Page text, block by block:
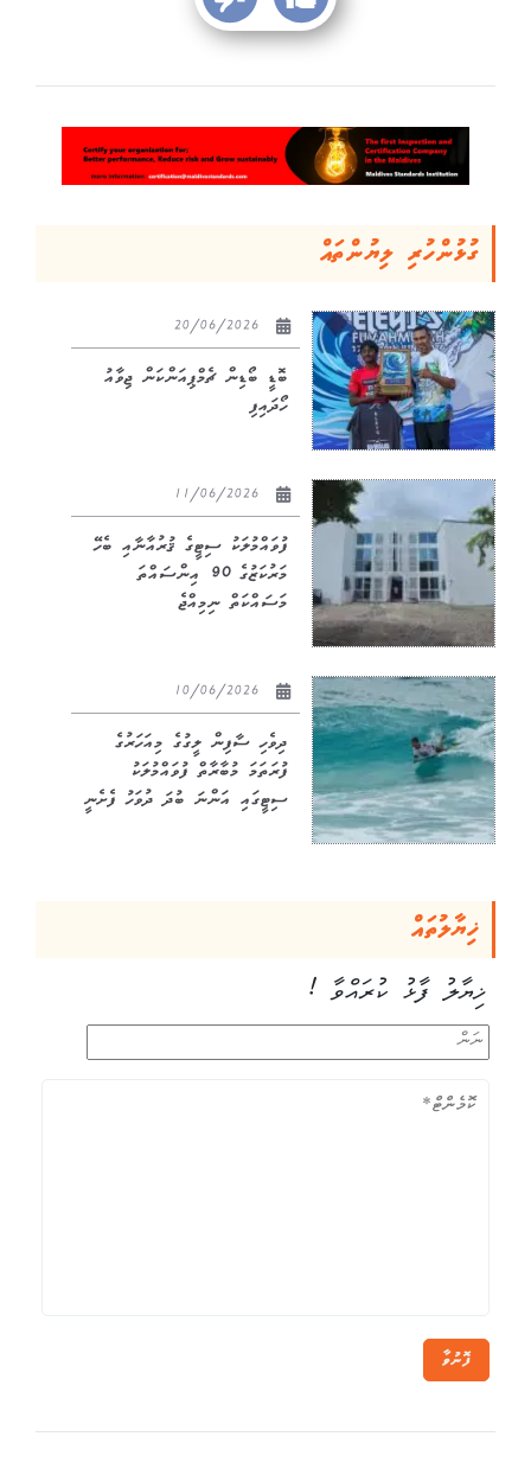
ގުޅުންހުރި ލިޔުންތައް
ބޮޑީ ބޯޑިން ޗެމްޕިއަންކަން ޖިވާއު
ހޯދައިފި
ފުވައްމުލަކު ސިޓީގެ ޤުރުއާނާއި ބެހޭ
މަރުކަޒުގެ 90 އިންސައްތަ
މަސައްކަތް ނިމިއްޖެ
ދިވެހި ސާފިން ލީގުގެ މިއަހަރުގެ
ފުރަތަމަ މުބާރާތް ފުވައްމުލަކު
ސިޓީގައި އަންނަ ބުދަ ދުވަހު ފެށެނީ
ޚިޔާލުތައް
ޚިޔާލު ފާޅު ކުރައްވާ !
ފޮނުވާ